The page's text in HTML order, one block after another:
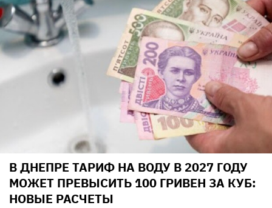
В ДНЕПРЕ ТАРИФ НА ВОДУ В 2027 ГОДУ
МОЖЕТ ПРЕВЫСИТЬ 100 ГРИВЕН ЗА КУБ:
НОВЫЕ РАСЧЕТЫ